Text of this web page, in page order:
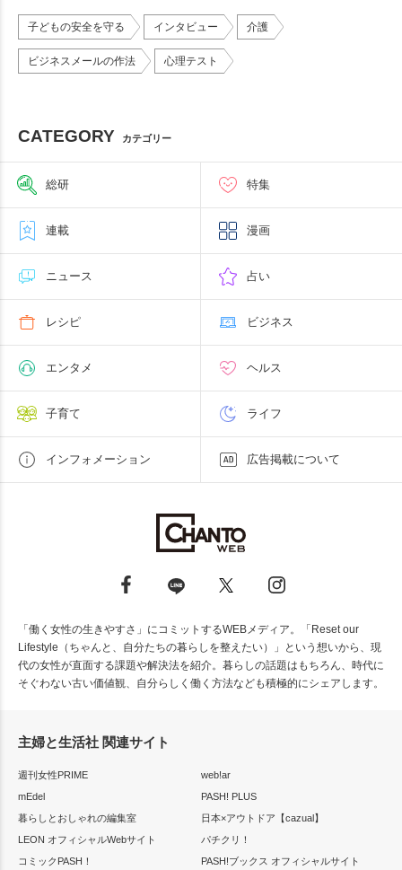
子どもの安全を守る インタビュー 介護
ビジネスメールの作法 心理テスト
CATEGORY カテゴリー
総研 特集
連載 漫画
ニュース 占い
レシピ ビジネス
エンタメ ヘルス
子育て ライフ
インフォメーション 広告掲載について
「働く女性の生きやすさ」にコミットするWEBメディア。「Reset our
Lifestyle（ちゃんと、自分たちの暮らしを整えたい）」という想いから、現
代の女性が直面する課題や解決法を紹介。暮らしの話題はもちろん、時代に
そぐわない古い価値観、自分らしく働く方法なども積極的にシェアします。
主婦と生活社 関連サイト
週刊女性PRIME
web!ar
mEdel
PASH! PLUS
暮らしとおしゃれの編集室
日本×アウトドア【cazual】
LEON オフィシャルWebサイト
パチクリ！
コミックPASH！
PASH!ブックス オフィシャルサイト